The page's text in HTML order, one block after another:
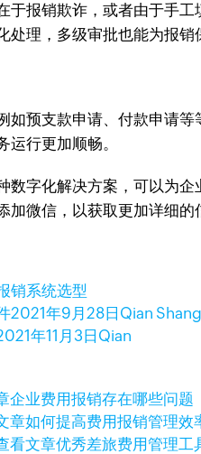
于报销欺诈，或者由于手
处理，多级审批也能为报
如预支款申请、付款申请
行更加顺畅。
数字化解决方案，可以为
微信，以获取更加详细的
销系统选型
2021年9月28日 Qian Shang
年11月3日 Qian
企业费用报销存在哪些问题
章如何提高费用报销管理效
看文章优秀差旅费用管理工